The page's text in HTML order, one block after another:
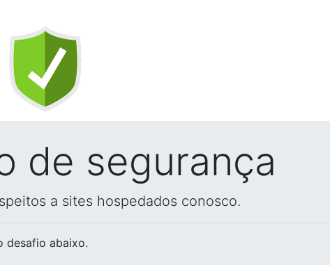
de segurança
a sites hospedados conosco.
desafio abaixo.